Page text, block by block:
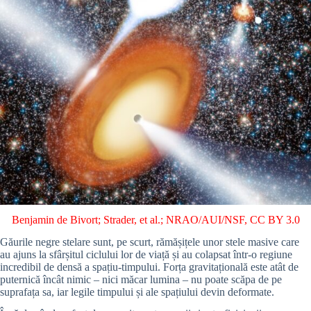
Benjamin de Bivort; Strader, et al.; NRAO/AUI/NSF, CC BY 3.0
Găurile negre stelare sunt, pe scurt, rămășițele unor stele masive care
au ajuns la sfârșitul ciclului lor de viață și au colapsat într-o regiune
incredibil de densă a spațiu-timpului. Forța gravitațională este atât de
puternică încât nimic – nici măcar lumina – nu poate scăpa de pe
suprafața sa, iar legile timpului și ale spațiului devin deformate.